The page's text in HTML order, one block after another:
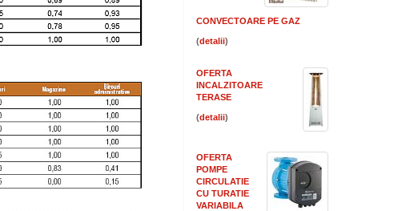
CONVECTOARE PE GAZ
( )
OFERTA
INCALZITOARE
TERASE
( )
OFERTA
POMPE
CIRCULATIE
CU TURATIE
VARIABILA